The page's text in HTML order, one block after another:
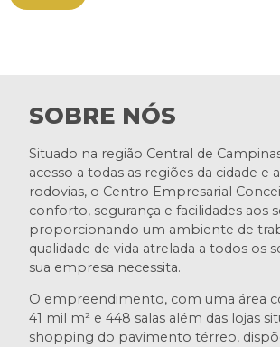
SOBRE NÓS
Situado na região Central de
acesso a todas as regiões da cidade e
rodovias, o Centro Empresarial
conforto, segurança e facilidades aos
proporcionando um ambiente de
qualidade de vida atrelada a todos os
sua empresa necessita.
O empreendimento, com uma área
41 mil m² e 448 salas além das lojas
shopping do pavimento térreo,